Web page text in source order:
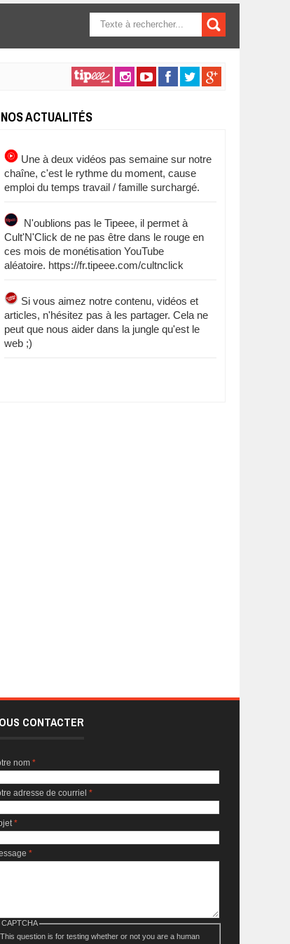
FORMULAIRE DE
RECHERCHE
NOS ACTUALITÉS
Une à deux vidéos pas semaine sur notre
chaîne, c'est le rythme du moment, cause
emploi du temps travail / famille surchargé.
N'oublions pas le Tipeee, il permet à
Cult'N'Click de ne pas être dans le rouge en
ces mois de monétisation YouTube
aléatoire. https://fr.tipeee.com/cultnclick
Si vous aimez notre contenu, vidéos et
articles, n'hésitez pas à les partager. Cela ne
peut que nous aider dans la jungle qu'est le
web ;)
CONTACTER
nom*
adresse de courriel*
*
*
CAPTCHA
This question is for testing whether or not you are a human